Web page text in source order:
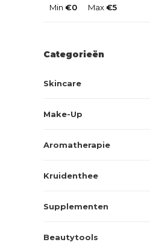
Min €0 Max€5
Categorieën
Skincare
Make-Up
Aromatherapie
Kruidenthee
Supplementen
Beautytools